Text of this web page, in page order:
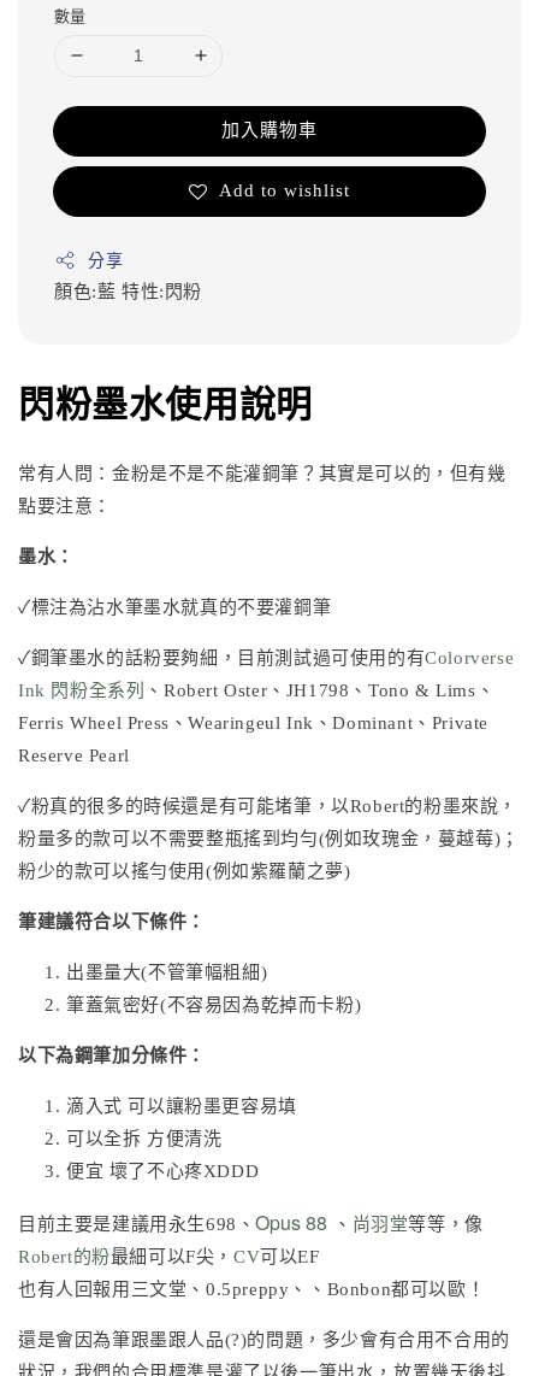
數量
加入購物車
Add to wishlist
分享
顏色:藍 特性:閃粉
閃粉墨水使用說明
常有人問：金粉是不是不能灌鋼筆？其實是可以的，但有幾
點要注意：
墨水：
✓標注為沾水筆墨水就真的不要灌鋼筆
✓鋼筆墨水的話粉要夠細，目前測試過可使用的有Colorverse
Ink 閃粉全系列
、Robert Oster 、 JH1798 、Tono & Lims 、
Ferris Wheel Press 、Wearingeul Ink 、Dominant、Private
Reserve Pearl
✓粉真的很多的時候還是有可能堵筆，以Robert的粉墨來說，
粉量多的款可以不需要整瓶搖到均勻(例如玫瑰金，蔓越莓)；
粉少的款可以搖勻使用(例如紫羅蘭之夢)
筆建議符合以下條件：
出墨量大(不管筆幅粗細)
筆蓋氣密好(不容易因為乾掉而卡粉)
以下為鋼筆加分條件：
滴入式 可以讓粉墨更容易填
可以全拆 方便清洗
便宜 壞了不心疼XDDD
目前主要是建議用永生698、Opus 88 、 尚羽堂等等，像
Robert的粉最細可以F尖，CV可以EF
也有人回報用三文堂、0.5preppy、、Bonbon都可以歐！
還是會因為筆跟墨跟人品(?)的問題，多少會有合用不合用的
狀況，我們的合用標準是灌了以後一筆出水，放置幾天後抖